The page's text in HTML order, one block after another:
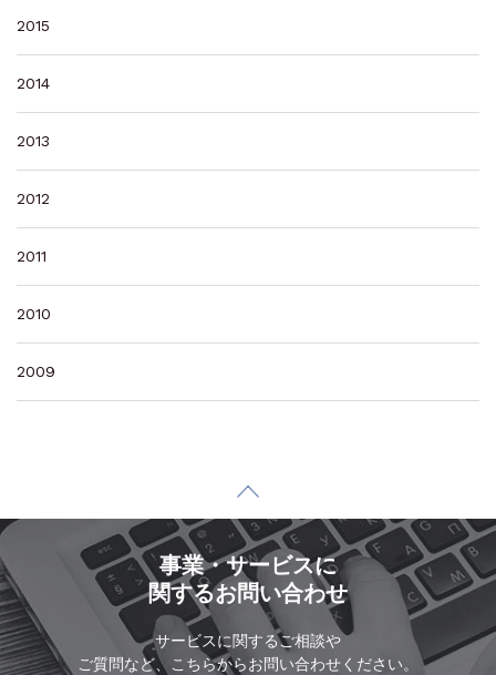
2015
2014
2013
2012
2011
2010
2009
事業・サービスに
関するお問い合わせ
サービスに関するご相談や
ご質問など、こちらからお問い合わせください。